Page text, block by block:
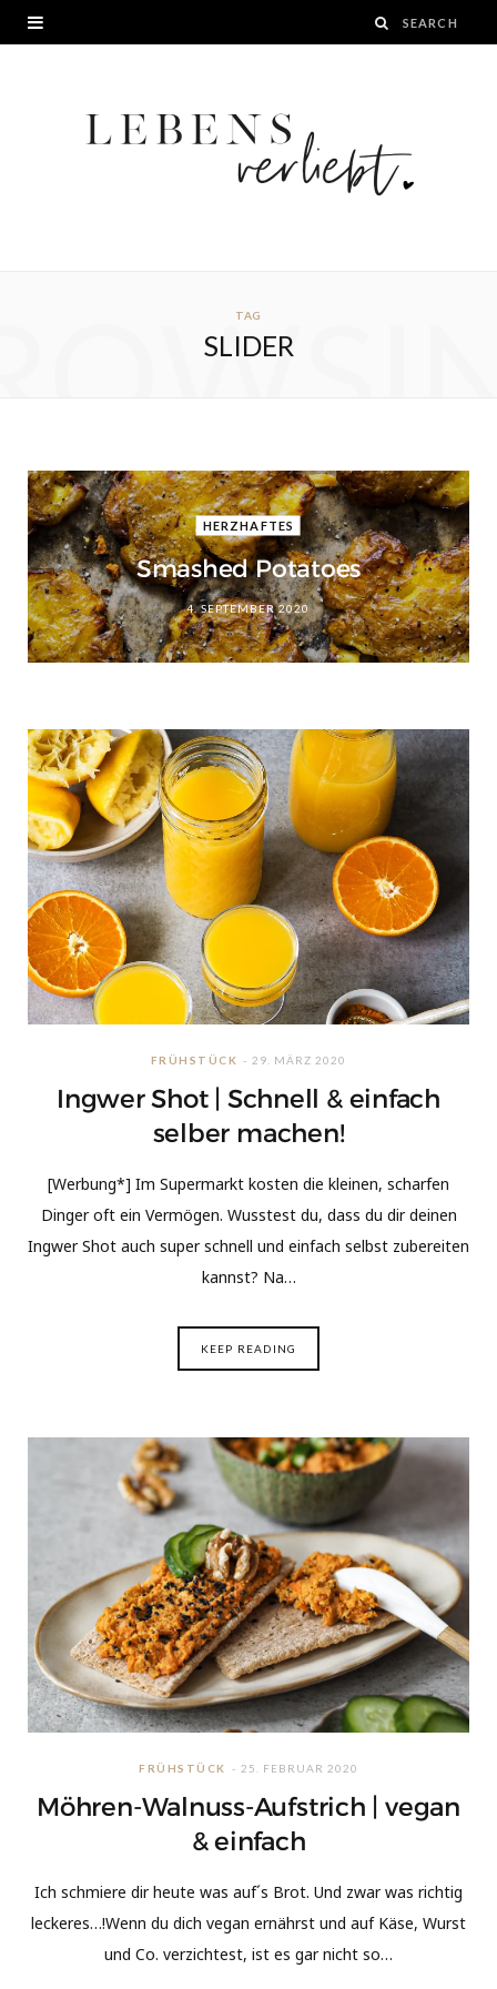
TAG
SLIDER
HERZHAFTES
Smashed Potatoes
4. SEPTEMBER 2020
FRÜHSTÜCK 29. MÄRZ 2020
Ingwer Shot | Schnell & einfach
selber machen!
[Werbung*] Im Supermarkt kosten die kleinen, scharfen
Dinger oft ein Vermögen. Wusstest du, dass du dir deinen
Ingwer Shot auch super schnell und einfach selbst zubereiten
kannst? Na…
KEEP READING
FRÜHSTÜCK 25. FEBRUAR 2020
Möhren-Walnuss-Aufstrich | vegan
& einfach
Ich schmiere dir heute was auf´s Brot. Und zwar was richtig
leckeres…!Wenn du dich vegan ernährst und auf Käse, Wurst
und Co. verzichtest, ist es gar nicht so…